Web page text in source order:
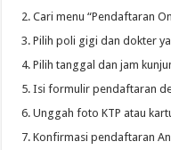
Cari menu “Pendaftaran
Pilih poli gigi dan dokter
Pilih tanggal dan jam
Isi formulir pendaftaran
Unggah foto KTP atau
Konfirmasi pendaftaran